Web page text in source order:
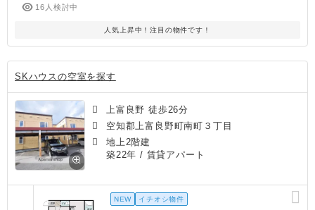
16人検討中
人気上昇中！注目の物件です！
SKハウスの空室を探す
上富良野 徒歩26分
空知郡上富良野町南町３丁目
地上2階建
築22年 / 賃貸アパート
NEW イチオシ物件